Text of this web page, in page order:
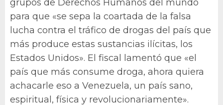
grupos de Derechos Humanos del mundo
para que «se sepa la coartada de la falsa
lucha contra el tráfico de drogas del país que
más produce estas sustancias ilícitas, los
Estados Unidos». El fiscal lamentó que «el
país que más consume droga, ahora quiera
achacarle eso a Venezuela, un país sano,
espiritual, física y revolucionariamente».